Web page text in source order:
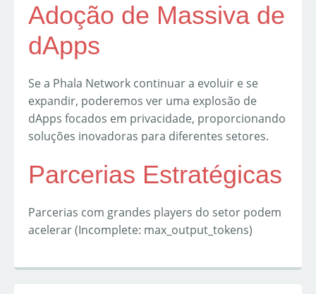
Adoção de Massiva de
dApps
Se a Phala Network continuar a evoluir e se
expandir, poderemos ver uma explosão de
dApps focados em privacidade, proporcionando
soluções inovadoras para diferentes setores.
Parcerias Estratégicas
Parcerias com grandes players do setor podem
acelerar (Incomplete: max_output_tokens)